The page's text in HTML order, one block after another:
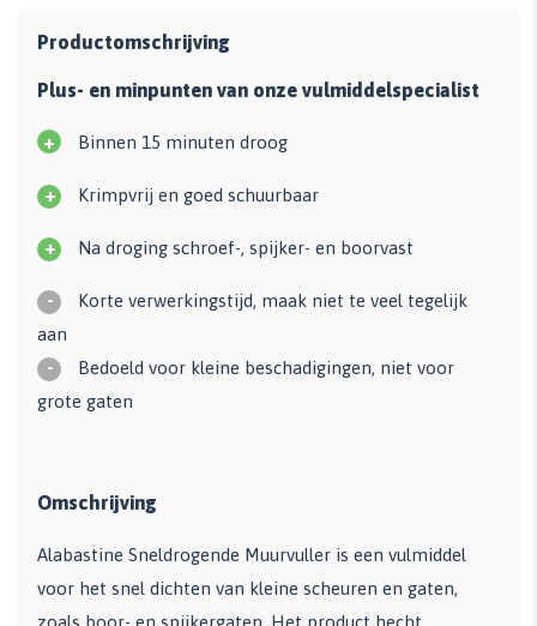
Productomschrijving
Plus- en minpunten van onze vulmiddelspecialist
+ Binnen 15 minuten droog
+ Krimpvrij en goed schuurbaar
+ Na droging schroef-, spijker- en boorvast
-
Korte verwerkingstijd, maak niet te veel tegelijk
aan
-
Bedoeld voor kleine beschadigingen, niet voor
grote gaten
Omschrijving
Alabastine Sneldrogende Muurvuller is een vulmiddel
voor het snel dichten van kleine scheuren en gaten,
zoals boor- en spijkergaten. Het product hecht